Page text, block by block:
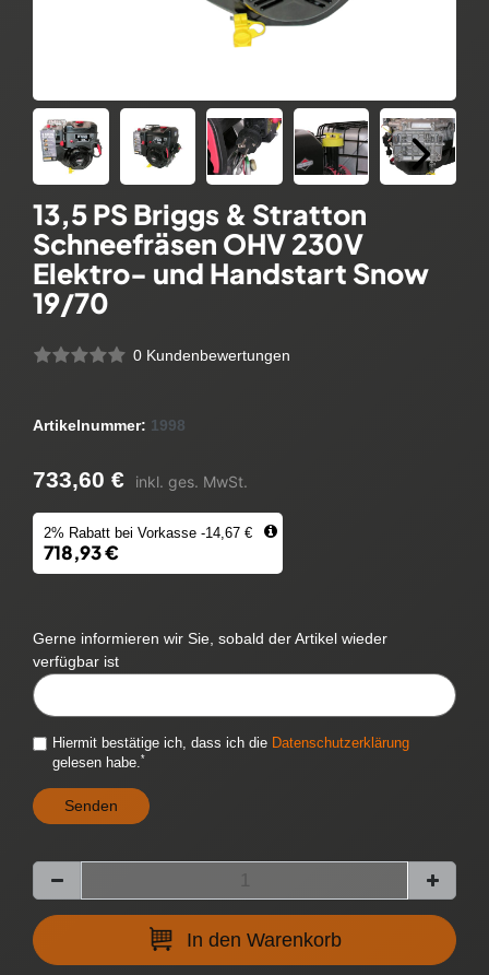
13,5 PS Briggs & Stratton
Schneefräsen OHV 230V
Elektro- und Handstart Snow
19/70
0 Kundenbewertungen
Artikelnummer: 1998
733,60 € inkl. ges. MwSt.
2% Rabatt bei Vorkasse -14,67 €
718,93 €
Gerne informieren wir Sie, sobald der Artikel wieder
verfügbar ist
Hiermit bestätige ich, dass ich die Daten­schutz­erklärung
gelesen habe.*
Senden
In den Warenkorb